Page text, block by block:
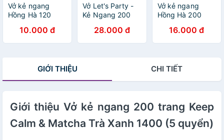
Vở kẻ ngang
Hồng Hà 120
- Sao Mai Best
memories 1687
82-84 ISO (Giao
10.000 đ
Vở Let's Party -
Kẻ Ngang 200
- Hồng Hà 1426
(Mẫu Màu Giao
28.000 đ
Vở kẻ ngang
Hồng Hà 200
- Sao Mai Best
memories 1688
82-84 ISO (Giao
16.000 đ
GIỚI THIỆU CHI TIẾT
Giới thiệu Vở kẻ ngang 200 trang Keep
Calm & Matcha Trà Xanh 1400 (5 quyển)